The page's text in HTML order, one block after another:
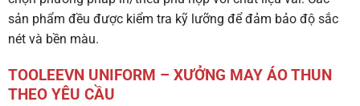
sản phẩm đều được kiểm tra kỹ lưỡng để đảm bảo độ sắc
nét và bền màu.
TOOLEEVN UNIFORM – XƯỞNG MAY ÁO THUN
THEO YÊU CẦU